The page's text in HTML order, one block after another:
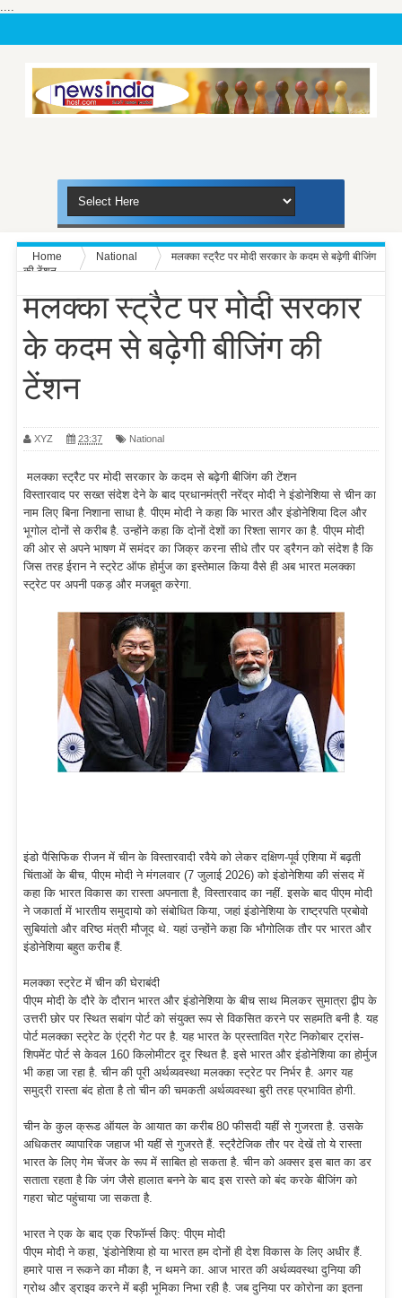
....
Home National
मलक्का स्ट्रैट पर मोदी सरकार के कदम से बढ़ेगी बीजिंग
की टेंशन
मलक्का स्ट्रैट पर मोदी सरकार
के कदम से बढ़ेगी बीजिंग की
टेंशन
XYZ 23:37 National
मलक्का स्ट्रैट पर मोदी सरकार के कदम से बढ़ेगी बीजिंग की टेंशन
विस्तारवाद पर सख्त संदेश देने के बाद प्रधानमंत्री नरेंद्र मोदी ने इंडोनेशिया से चीन का
नाम लिए बिना निशाना साधा है. पीएम मोदी ने कहा कि भारत और इंडोनेशिया दिल और
भूगोल दोनों से करीब है. उन्होंने कहा कि दोनों देशों का रिश्ता सागर का है. पीएम मोदी
की ओर से अपने भाषण में समंदर का जिक्र करना सीधे तौर पर ड्रैगन को संदेश है कि
जिस तरह ईरान ने स्ट्रेट ऑफ होर्मुज का इस्तेमाल किया वैसे ही अब भारत मलक्का
स्ट्रेट पर अपनी पकड़ और मजबूत करेगा.
इंडो पैसिफिक रीजन में चीन के विस्तारवादी रवैये को लेकर दक्षिण-पूर्व एशिया में बढ़ती
चिंताओं के बीच, पीएम मोदी ने मंगलवार (7 जुलाई 2026) को इंडोनेशिया की संसद में
कहा कि भारत विकास का रास्ता अपनाता है, विस्तारवाद का नहीं. इसके बाद पीएम मोदी
ने जकार्ता में भारतीय समुदायो को संबोधित किया, जहां इंडोनेशिया के राष्ट्रपति प्रबोवो
सुबियांतो और वरिष्ठ मंत्री मौजूद थे. यहां उन्होंने कहा कि भौगोलिक तौर पर भारत और
इंडोनेशिया बहुत करीब हैं.
मलक्का स्ट्रेट में चीन की घेराबंदी
पीएम मोदी के दौरे के दौरान भारत और इंडोनेशिया के बीच साथ मिलकर सुमात्रा द्वीप के
उत्तरी छोर पर स्थित सबांग पोर्ट को संयुक्त रूप से विकसित करने पर सहमति बनी है. यह
पोर्ट मलक्का स्ट्रेट के एंट्री गेट पर है. यह भारत के प्रस्तावित ग्रेट निकोबार ट्रांस-
शिपमेंट पोर्ट से केवल 160 किलोमीटर दूर स्थित है. इसे भारत और इंडोनेशिया का होर्मुज
भी कहा जा रहा है. चीन की पूरी अर्थव्यवस्था मलक्का स्ट्रेट पर निर्भर है. अगर यह
समुद्री रास्ता बंद होता है तो चीन की चमकती अर्थव्यवस्था बुरी तरह प्रभावित होगी.
चीन के कुल क्रूड ऑयल के आयात का करीब 80 फीसदी यहीं से गुजरता है. उसके
अधिकतर व्यापारिक जहाज भी यहीं से गुजरते हैं. स्ट्रैटेजिक तौर पर देखें तो ये रास्ता
भारत के लिए गेम चेंजर के रूप में साबित हो सकता है. चीन को अक्सर इस बात का डर
सताता रहता है कि जंग जैसे हालात बनने के बाद इस रास्ते को बंद करके बीजिंग को
गहरा चोट पहुंचाया जा सकता है.
भारत ने एक के बाद एक रिफॉर्म्स किए: पीएम मोदी
पीएम मोदी ने कहा, 'इंडोनेशिया हो या भारत हम दोनों ही देश विकास के लिए अधीर हैं.
हमारे पास न रूकने का मौका है, न थमने का. आज भारत की अर्थव्यवस्था दुनिया की
ग्रोथ और ड्राइव करने में बड़ी भूमिका निभा रही है. जब दुनिया पर कोरोना का इतना